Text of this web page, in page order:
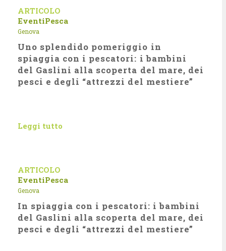
ARTICOLO
EventiPesca
Genova
Uno splendido pomeriggio in
spiaggia con i pescatori: i bambini
del Gaslini alla scoperta del mare, dei
pesci e degli “attrezzi del mestiere”
Leggi tutto
ARTICOLO
EventiPesca
Genova
In spiaggia con i pescatori: i bambini
del Gaslini alla scoperta del mare, dei
pesci e degli “attrezzi del mestiere”